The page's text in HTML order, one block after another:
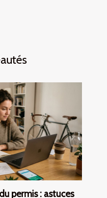
permis : astuces